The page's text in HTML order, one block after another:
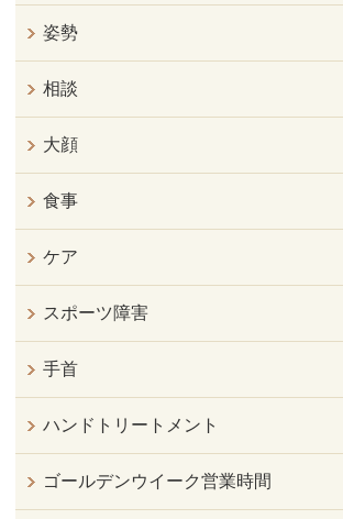
姿勢
相談
大顔
食事
ケア
スポーツ障害
手首
ハンドトリートメント
ゴールデンウイーク営業時間